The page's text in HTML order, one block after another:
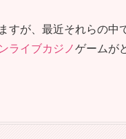
すが、最近それらの中
ライブカジノゲームが